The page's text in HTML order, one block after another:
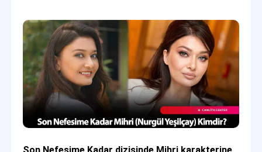
Son Nefesime Kadar dizisinde Mihri karakterine